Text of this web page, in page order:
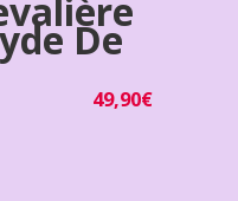
De
49,90€